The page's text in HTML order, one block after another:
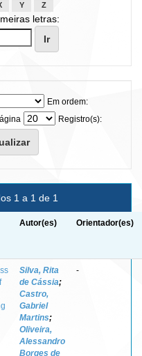
Y Z
letras:
Em ordem:
Registro(s):
1 a 1 de 1
Autor(es) Orientador(es)
Silva, Rita
de Cássia;
Castro,
Gabriel
Martins;
Oliveira,
Alessandro
Borges de
-